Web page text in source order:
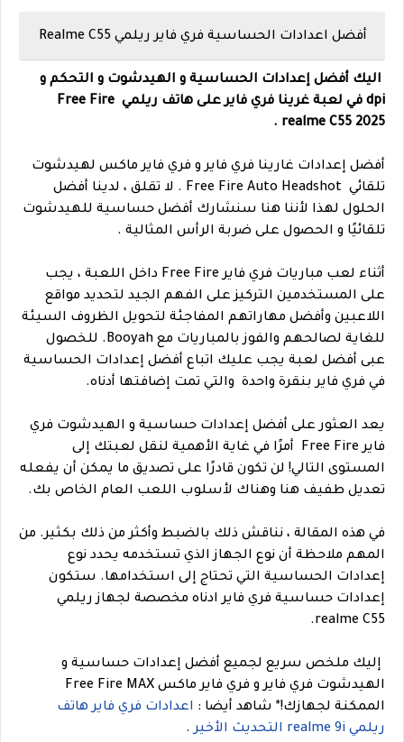
أفضل اعدادات الحساسية فري فاير ريلمي Realme C55
اليك أفضل إعدادات الحساسية و الهيدشوت و التحكم و
dpi في لعبة غرينا فري فاير على هاتف ريلمي Free Fire
realme C55 2025.
أفضل إعدادات غارينا فري فاير و فري فاير ماكس لهيدشوت
تلقائي Free Fire Auto Headshot . لا تقلق ، لدينا أفضل
الحلول لهذا لأننا هنا سنشارك أفضل حساسية للهيدشوت
تلقائيًا و الحصول على ضربة الرأس المثالية .
أثناء لعب مباريات فري فاير Free Fire داخل اللعبة ، يجب
على المستخدمين التركيز على الفهم الجيد لتحديد مواقع
اللاعبين وأفضل مهاراتهم المفاجئة لتحويل الظروف السيئة
للغاية لصالحهم والفوز بالمباريات مع Booyah. للخصول
عبى أفضل لعبة يجب عليك اتباع أفضل إعدادات الحساسية
في فري فاير بنقرة واحدة والتي تمت إضافتها أدناه.
يعد العثور على أفضل إعدادات حساسية و الهيدشوت فري
فاير Free Fire أمرًا في غاية الأهمية لنقل لعبتك إلى
المستوى التالي! لن تكون قادرًا على تصديق ما يمكن أن يفعله
تعديل طفيف هنا وهناك لأسلوب اللعب العام الخاص بك.
في هذه المقالة ، نناقش ذلك بالضبط وأكثر من ذلك بكثير. من
المهم ملاحظة أن نوع الجهاز الذي تستخدمه يحدد نوع
إعدادات الحساسية التي تحتاج إلى استخدامها. ستكون
إعدادات حساسية فري فاير ادناه مخصصة لجهاز ريلمي
realme C55.
إليك ملخص سريع لجميع أفضل إعدادات حساسية و
الهيدشوت فري فاير و فري فاير ماكس Free Fire MAX
الممكنة لجهازك!* شاهد أيضا : اعدادات فري فاير هاتف
ريلمي realme 9i التحديث الأخير
.